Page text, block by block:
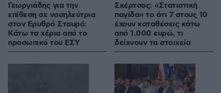
Γεωργιάδης για την
επίθεση σε νοσηλεύτρια
στον Ερυθρό Σταυρό:
Κάτω τα χέρια από το
προσωπικό του ΕΣΥ
Σκέρτσος: «Στατιστική
παγίδα» το ότι 7 στους 10
έχουν καταθέσεις κάτω
από 1.000 ευρώ, τι
δείχνουν τα στοιχεία